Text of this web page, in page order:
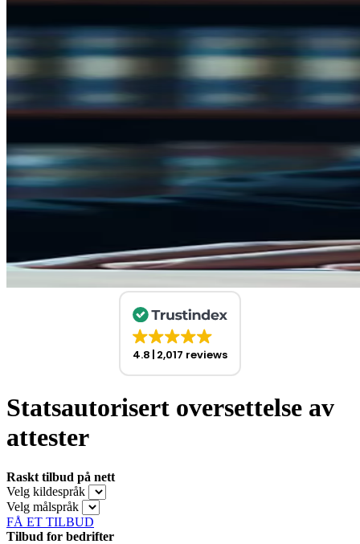
4.8 2,017 reviews
Statsautorisert oversettelse av
attester
Raskt tilbud på nett
Velg kildespråk
Velg målspråk
FÅ ET TILBUD
Tilbud for bedrifter